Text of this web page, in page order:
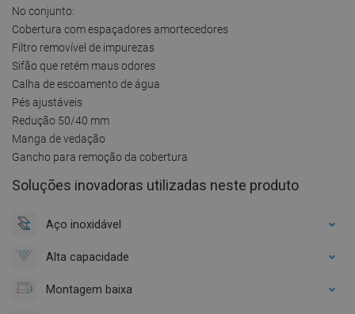
No conjunto:
Cobertura com espaçadores amortecedores
Filtro removível de impurezas
Sifão que retém maus odores
Calha de escoamento de água
Pés ajustáveis
Redução 50/40 mm
Manga de vedação
Gancho para remoção da cobertura
Soluções inovadoras utilizadas neste produto
Aço inoxidável
Alta capacidade
Montagem baixa